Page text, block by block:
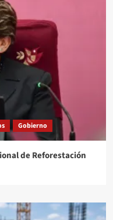
Gobierno
de Reforestación